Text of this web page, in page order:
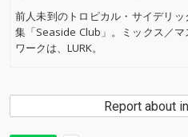
前人未到のトロピカル・サイデリ
集「Seaside Club」。ミックス／
ワークは、LURK。
Report about